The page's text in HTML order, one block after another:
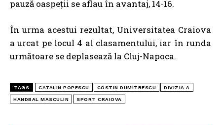
pauză oaspeții se aflau în avantaj, 14-16.
În urma acestui rezultat, Universitatea Craiova
a urcat pe locul 4 al clasamentului, iar în runda
următoare se deplasează la Cluj-Napoca.
TAGS CATALIN POPESCU COSTIN DUMITRESCU DIVIZIA A
HANDBAL MASCULIN SPORT CRAIOVA